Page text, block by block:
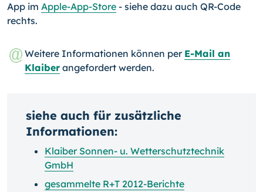
App im Apple-App-Store - siehe dazu auch QR-Code
rechts.
Weitere Informationen können per E-Mail an
Klaiber angefordert werden.
siehe auch für zusätzliche
Informationen:
Klaiber Sonnen- u. Wetterschutztechnik
GmbH
gesammelte R+T 2012-Berichte